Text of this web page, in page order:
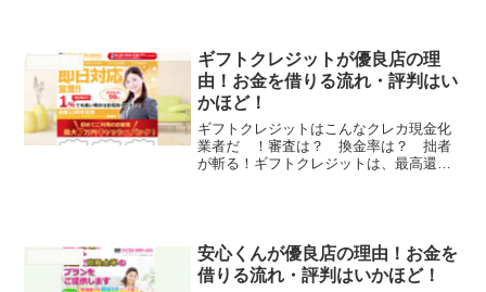
ギフトクレジットが優良店の理
由！お金を借りる流れ・評判はい
かほど！
ギフトクレジットはこんなクレカ現金化
業者だ ！審査は？ 換金率は？ 拙者
が斬る！ギフトクレジットは、最高還元
安心くんが優良店の理由！お金を
借りる流れ・評判はいかほど！